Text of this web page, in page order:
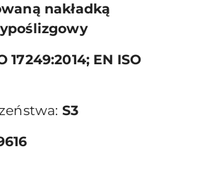
nakładką
17249:2014; EN ISO
S3